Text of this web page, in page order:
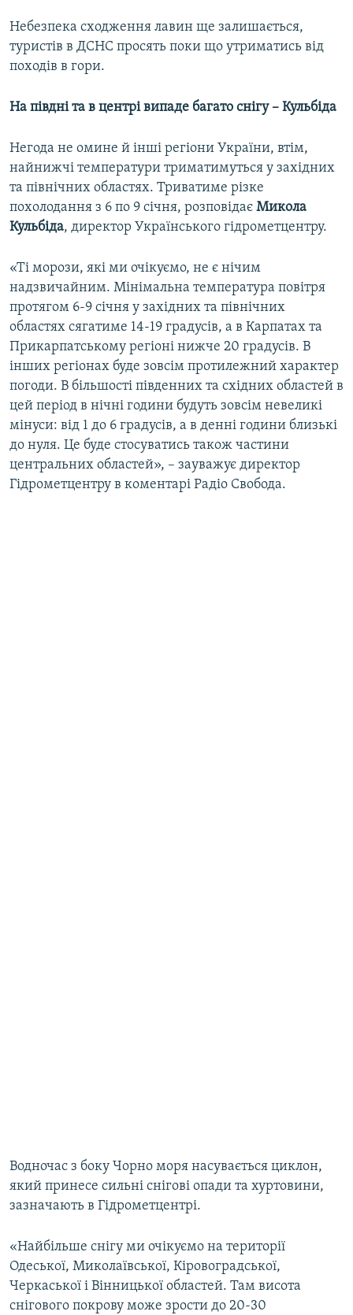
Небезпека сходження лавин ще залишається,
туристів в ДСНС просять поки що утриматись від
походів в гори.
На півдні та в центрі випаде багато снігу – Кульбіда
Негода не омине й інші регіони України, втім,
найнижчі температури триматимуться у західних
та північних областях. Триватиме різке
похолодання з 6 по 9 січня, розповідає Микола
Кульбіда, директор Українського гідрометцентру.
«Ті морози, які ми очікуємо, не є нічим
надзвичайним. Мінімальна температура повітря
протягом 6-9 січня у західних та північних
областях сягатиме 14-19 градусів, а в Карпатах та
Прикарпатському регіоні нижче 20 градусів. В
інших регіонах буде зовсім протилежний характер
погоди. В більшості південних та східних областей в
цей період в нічні години будуть зовсім невеликі
мінуси: від 1 до 6 градусів, а в денні години близькі
до нуля. Це буде стосуватись також частини
центральних областей», – зауважує директор
Гідрометцентру в коментарі Радіо Свобода.
Водночас з боку Чорно моря насувається циклон,
який принесе сильні снігові опади та хуртовини,
зазначають в Гідрометцентрі.
«Найбільше снігу ми очікуємо на території
Одеської, Миколаївської, Кіровоградської,
Черкаської і Вінницької областей. Там висота
снігового покрову може зрости до 20-30